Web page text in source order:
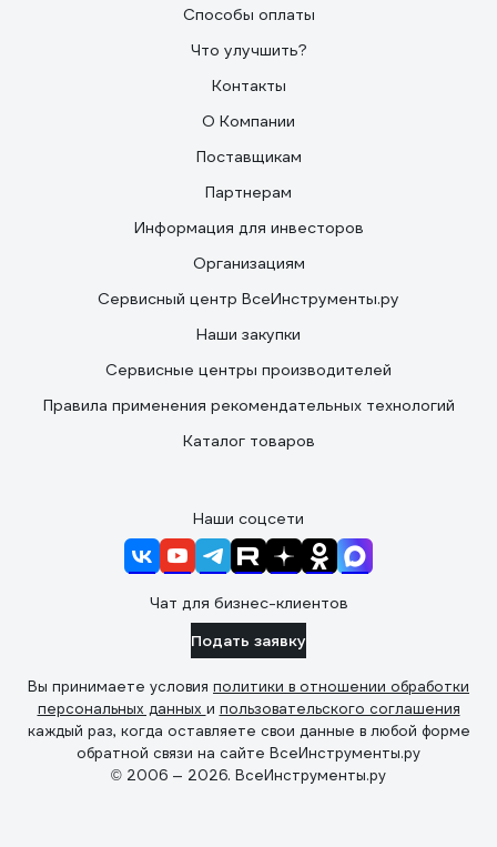
Способы оплаты
Что улучшить?
Контакты
О Компании
Поставщикам
Партнерам
Информация для инвесторов
Организациям
Сервисный центр ВсеИнструменты.ру
Наши закупки
Сервисные центры производителей
Правила применения рекомендательных технологий
Каталог товаров
Наши соцсети
Чат для бизнес-клиентов
Подать заявку
Вы принимаете условия политики в отношении обработки
персональных данных и пользовательского соглашения
каждый раз, когда оставляете свои данные в любой форме
обратной связи на сайте ВсеИнструменты.ру
© 2006 — 2026. ВсеИнструменты.ру